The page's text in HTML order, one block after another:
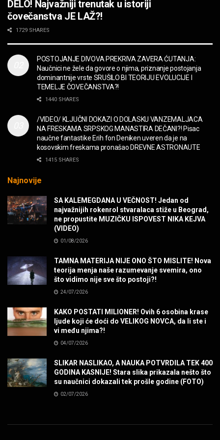
MUZIKA
“Missin’ Yo’ Kissin'” BILLY ZZ TOP
MUZIKA
DIVNA! Ogi & Magnifico
FILM
MUZIKA
POVRATAK Iron Maiden The Writing On The Wall
SENIDAHHH!
Miss You! Charlie Watts
MUZIKA
MUZIKA
MAD MAD DRUMMER!
DELO! Najvažniji trenutak u istoriji
čovečanstva JE LAŽ?!
1729 SHARES
POSTOJANJE DIVOVA PREKRIVA ZAVERA ĆUTANJA:
Naučnici ne žele da govore o njima, priznanje postojanja
dominantnije vrste SRUŠILO BI TEORIJU EVOLUCIJE I
TEMELJE ČOVEČANSTVA?!
1440 SHARES
/VIDEO/ KLJUČNI DOKAZI O DOLASKU VANZEMALJACA
NA FRESKAMA SRPSKOG MANASTIRA DEČANI?! Pisac
naučne fantastike Erih fon Deniken uveren da je na
kosovskim freskama pronašao DREVNE ASTRONAUTE
1415 SHARES
Najnovije
SA KALEMEGDANA U VEČNOST! Jedan od
najvažnijih rokenrol stvaralaca stiže u Beograd,
ne propustite MUZIČKU ISPOVEST NIKA KEJVA
(VIDEO)
01/08/2026
TAMNA MATERIJA NIJE ONO ŠTO MISLITE! Nova
teorija menja naše razumevanje svemira, ono
što vidimo nije sve što postoji?!
24/07/2026
KAKO POSTATI MILIONER! Ovih 6 osobina krase
ljude koji će doći do VELIKOG NOVCA, da li ste i
vi među njima?!
04/07/2026
SLIKAR NASLIKAO, A NAUKA POTVRDILA TEK 400
GODINA KASNIJE! Stara slika prikazala nešto što
su naučnici dokazali tek prošle godine (FOTO)
02/07/2026